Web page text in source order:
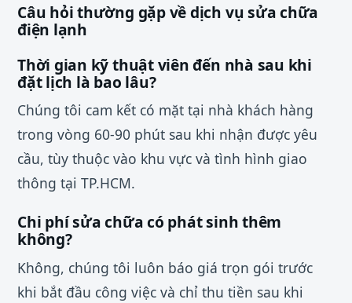
Câu hỏi thường gặp về dịch vụ sửa chữa
điện lạnh
Thời gian kỹ thuật viên đến nhà sau khi
đặt lịch là bao lâu?
Chúng tôi cam kết có mặt tại nhà khách hàng
trong vòng 60-90 phút sau khi nhận được yêu
cầu, tùy thuộc vào khu vực và tình hình giao
thông tại TP.HCM.
Chi phí sửa chữa có phát sinh thêm
không?
Không, chúng tôi luôn báo giá trọn gói trước
khi bắt đầu công việc và chỉ thu tiền sau khi